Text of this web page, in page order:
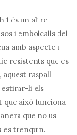
1 és un altre
i embolcalls del
amb aspecte i
resistents que es
aquest raspall
estirar-li els
que això funciona
que no us
es trenquin.